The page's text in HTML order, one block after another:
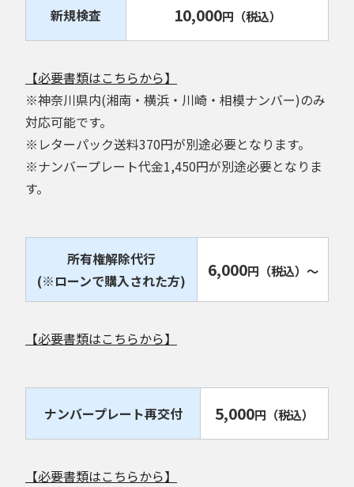
新規検査 10,000円 （税込）
【必要書類はこちらから】
※神奈川県内(湘南・横浜・川崎・相模ナンバー)のみ
対応可能です。
※レターパック送料370円が別途必要となります。
※ナンバープレート代金1,450円が別途必要となりま
す。
所有権解除代行
(※ローンで購入された方)
6,000円 （税込） ～
【必要書類はこちらから】
ナンバープレート再交付 5,000円 （税込）
【必要書類はこちらから】